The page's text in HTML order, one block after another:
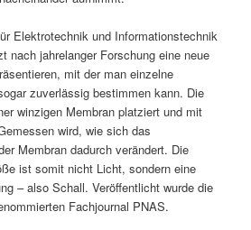
Elektrotechnik und Informationstechnik
nach jahrelanger Forschung eine neue
mit der man einzelne
zuverlässig bestimmen kann. Die
winzigen Membran platziert und mit
wird, wie sich das
Membran dadurch verändert. Die
ist somit nicht Licht, sondern eine
– also Schall. Veröffentlicht wurde die
Fachjournal PNAS.